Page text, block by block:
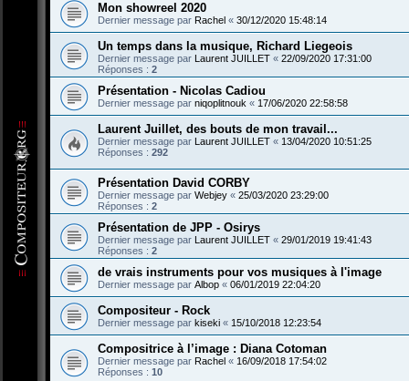
Mon showreel 2020
Dernier message par Rachel « 30/12/2020 15:48:14
Un temps dans la musique, Richard Liegeois
Dernier message par Laurent JUILLET « 22/09/2020 17:31:00
Réponses : 2
Présentation - Nicolas Cadiou
Dernier message par niqoplitnouk « 17/06/2020 22:58:58
Laurent Juillet, des bouts de mon travail...
Dernier message par Laurent JUILLET « 13/04/2020 10:51:25
Réponses : 292
Présentation David CORBY
Dernier message par Webjey « 25/03/2020 23:29:00
Réponses : 2
Présentation de JPP - Osirys
Dernier message par Laurent JUILLET « 29/01/2019 19:41:43
Réponses : 2
de vrais instruments pour vos musiques à l'image
Dernier message par Albop « 06/01/2019 22:04:20
Compositeur - Rock
Dernier message par kiseki « 15/10/2018 12:23:54
Compositrice à l’image : Diana Cotoman
Dernier message par Rachel « 16/09/2018 17:54:02
Réponses : 10